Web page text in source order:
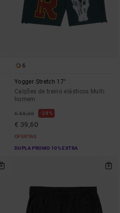
6
Yogger Stretch 17"
Calções de treino elásticos Multi
homem
€ 55,00 28%
€ 39,60
OFERTAS
DUPLA PROMO 10% EXTRA